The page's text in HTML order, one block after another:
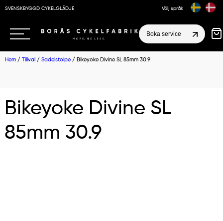
SVENSKBYGGD CYKELGLÄDJE Välj språk
Boka service
Hem / Tillval / Sadelstolpe / Bikeyoke Divine SL 85mm 30.9
Bikeyoke Divine SL
85mm 30.9